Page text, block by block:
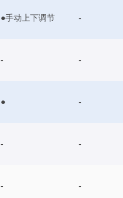
●手动上下调节 -
- -
● -
- -
- -